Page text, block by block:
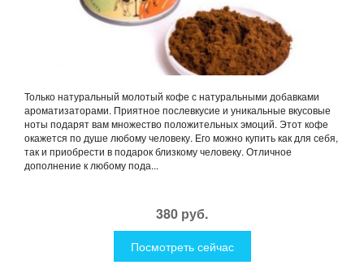
Только натуральный молотый кофе с натуральными добавками
ароматизаторами. Приятное послевкусие и уникальные вкусовые
ноты подарят вам множество положительных эмоций. Этот кофе
окажется по душе любому человеку. Его можно купить как для себя,
так и приобрести в подарок близкому человеку. Отличное
дополнение к любому пода...
380 руб.
Посмотреть сейчас